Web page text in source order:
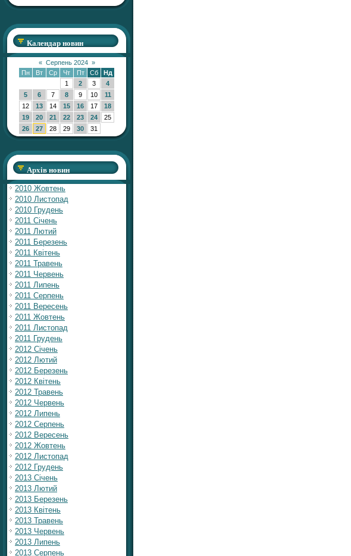
Календар новин
« Серпень 2024 »
Пн
Вт Ср Чт Пт Сб
Нд
1
2 3
4
5
6 7 8 9 10
11
12
13 14 15 16 17
18
19
20 21 22 23 24
25
26
27 28 29 30 31
Архів новин
2010 Жовтень
2010 Листопад
2010 Грудень
2011 Січень
2011 Лютий
2011 Березень
2011 Квітень
2011 Травень
2011 Червень
2011 Липень
2011 Серпень
2011 Вересень
2011 Жовтень
2011 Листопад
2011 Грудень
2012 Січень
2012 Лютий
2012 Березень
2012 Квітень
2012 Травень
2012 Червень
2012 Липень
2012 Серпень
2012 Вересень
2012 Жовтень
2012 Листопад
2012 Грудень
2013 Січень
2013 Лютий
2013 Березень
2013 Квітень
2013 Травень
2013 Червень
2013 Липень
2013 Серпень